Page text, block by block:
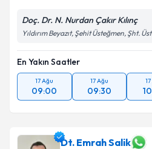
Doç. Dr. N. Nurdan Çakır Kılınç
Yıldırım Beyazıt, Şehit Üsteğmen, Şht.
En Yakın Saatler
17 Ağu
09:00
17 Ağu
09:30
Dt. Emrah Salik